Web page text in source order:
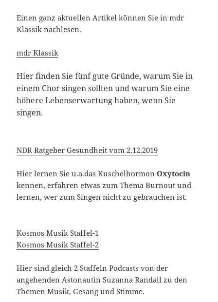
Einen ganz aktuellen Artikel können Sie in mdr
Klassik nachlesen.
mdr Klassik
Hier finden Sie fünf gute Gründe, warum Sie in
einem Chor singen sollten und warum Sie eine
höhere Lebenserwartung haben, wenn Sie
singen.
NDR Ratgeber Gesundheit vom 2.12.2019
Hier lernen Sie u.a.das KuschelhormonOxytocin
kennen, erfahren etwas zum Thema Burnout und
lernen, wer zum Singen nicht zu gebrauchen ist.
Kosmos Musik Staffel-1
Kosmos Musik Staffel-2
Hier sind gleich 2 Staffeln Podcasts von der
angehenden Astonautin Suzanna Randall zu den
Themen Musik, Gesang und Stimme.